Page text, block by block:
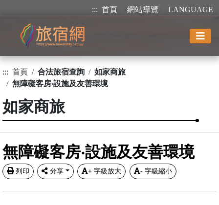
::: 首頁 網站導覽 LANGUAGE
::: 首頁 合法旅宿查詢
如家商旅
無障礙客房‧設施及友善環境
如家商旅
無障礙客房‧設施及友善環境
列印 分享 + 字級放大 - 字級縮小